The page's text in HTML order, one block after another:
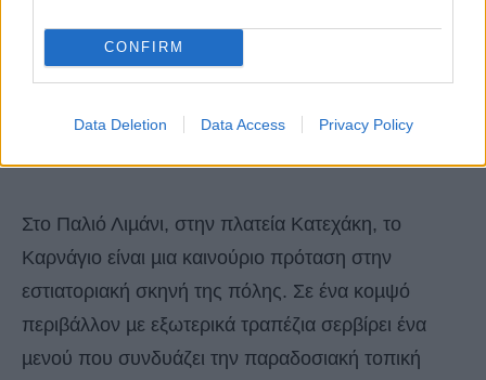
CONFIRM
Data Deletion Data Access Privacy Policy
Στο Παλιό Λιµάνι, στην πλατεία Κατεχάκη, το
Καρνάγιο είναι µια καινούριο πρόταση στην
εστιατοριακή σκηνή της πόλης. Σε ένα κοµψό
περιβάλλον µε εξωτερικά τραπέζια σερβίρει ένα
µενού που συνδυάζει την παραδοσιακή τοπική